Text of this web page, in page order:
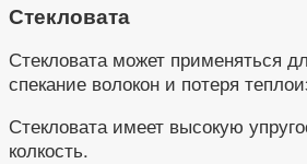
Стекловата
Стекловата может применяться
спекание волокон и потеря
Стекловата имеет высокую
колкость.